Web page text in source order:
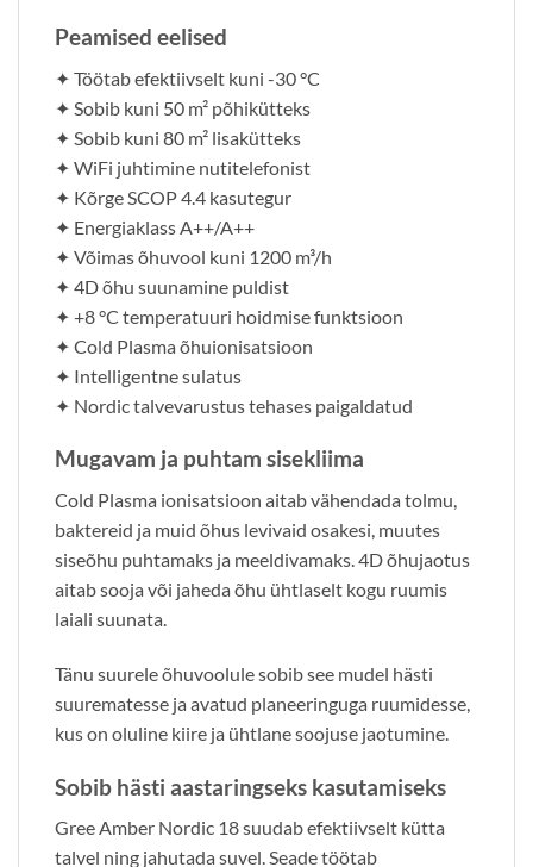
Peamised eelised
✦ Töötab efektiivselt kuni -30 °C
✦ Sobib kuni 50 m² põhikütteks
✦ Sobib kuni 80 m² lisakütteks
✦ WiFi juhtimine nutitelefonist
✦ Kõrge SCOP 4.4 kasutegur
✦ Energiaklass A++/A++
✦ Võimas õhuvool kuni 1200 m³/h
✦ 4D õhu suunamine puldist
✦ +8 °C temperatuuri hoidmise funktsioon
✦ Cold Plasma õhuionisatsioon
✦ Intelligentne sulatus
✦ Nordic talvevarustus tehases paigaldatud
Mugavam ja puhtam sisekliima
Cold Plasma ionisatsioon aitab vähendada tolmu,
baktereid ja muid õhus levivaid osakesi, muutes
siseõhu puhtamaks ja meeldivamaks. 4D õhujaotus
aitab sooja või jaheda õhu ühtlaselt kogu ruumis
laiali suunata.
Tänu suurele õhuvoolule sobib see mudel hästi
suurematesse ja avatud planeeringuga ruumidesse,
kus on oluline kiire ja ühtlane soojuse jaotumine.
Sobib hästi aastaringseks kasutamiseks
Gree Amber Nordic 18 suudab efektiivselt kütta
talvel ning jahutada suvel. Seade töötab